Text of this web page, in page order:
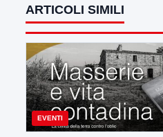
ARTICOLI SIMILI
EVENTI